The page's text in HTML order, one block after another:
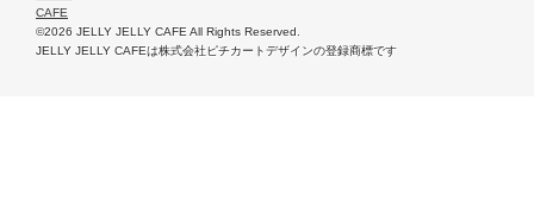
©2026 JELLY JELLY CAFE All Rights Reserved.
JELLY JELLY CAFEは株式会社ピチカートデザインの登録商標です